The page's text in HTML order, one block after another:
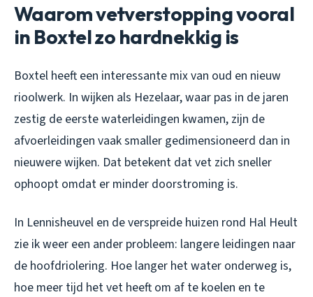
Waarom vetverstopping vooral
in Boxtel zo hardnekkig is
Boxtel heeft een interessante mix van oud en nieuw
rioolwerk. In wijken als Hezelaar, waar pas in de jaren
zestig de eerste waterleidingen kwamen, zijn de
afvoerleidingen vaak smaller gedimensioneerd dan in
nieuwere wijken. Dat betekent dat vet zich sneller
ophoopt omdat er minder doorstroming is.
In Lennisheuvel en de verspreide huizen rond Hal Heult
zie ik weer een ander probleem: langere leidingen naar
de hoofdriolering. Hoe langer het water onderweg is,
hoe meer tijd het vet heeft om af te koelen en te